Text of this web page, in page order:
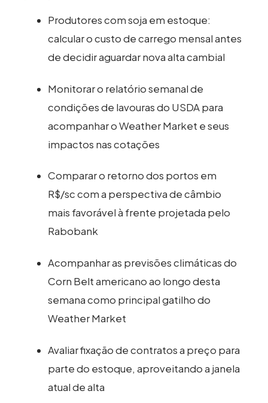
Produtores com soja em estoque:
calcular o custo de carrego mensal antes
de decidir aguardar nova alta cambial
Monitorar o relatório semanal de
condições de lavouras do USDA para
acompanhar o Weather Market e seus
impactos nas cotações
Comparar o retorno dos portos em
R$/sc com a perspectiva de câmbio
mais favorável à frente projetada pelo
Rabobank
Acompanhar as previsões climáticas do
Corn Belt americano ao longo desta
semana como principal gatilho do
Weather Market
Avaliar fixação de contratos a preço para
parte do estoque, aproveitando a janela
atual de alta